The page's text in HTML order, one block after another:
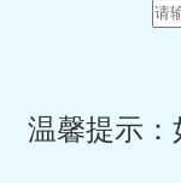
温馨提示：